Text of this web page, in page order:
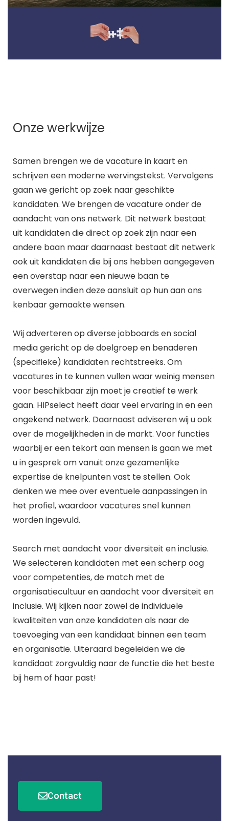
Onze werkwijze
Samen brengen we de vacature in kaart en
schrijven een moderne wervingstekst. Vervolgens
gaan we gericht op zoek naar geschikte
kandidaten. We brengen de vacature onder de
aandacht van ons netwerk. Dit netwerk bestaat
uit kandidaten die direct op zoek zijn naar een
andere baan maar daarnaast bestaat dit netwerk
ook uit kandidaten die bij ons hebben aangegeven
een overstap naar een nieuwe baan te
overwegen indien deze aansluit op hun aan ons
kenbaar gemaakte wensen.
Wij adverteren op diverse jobboards en social
media gericht op de doelgroep en benaderen
(specifieke) kandidaten rechtstreeks. Om
vacatures in te kunnen vullen waar weinig mensen
voor beschikbaar zijn moet je creatief te werk
gaan. HIPselect heeft daar veel ervaring in en een
ongekend netwerk. Daarnaast adviseren wij u ook
over de mogelijkheden in de markt. Voor functies
waarbij er een tekort aan mensen is gaan we met
u in gesprek om vanuit onze gezamenlijke
expertise de knelpunten vast te stellen. Ook
denken we mee over eventuele aanpassingen in
het profiel, waardoor vacatures snel kunnen
worden ingevuld.
Search met aandacht voor diversiteit en inclusie.
We selecteren kandidaten met een scherp oog
voor competenties, de match met de
organisatiecultuur en aandacht voor diversiteit en
inclusie. Wij kijken naar zowel de individuele
kwaliteiten van onze kandidaten als naar de
toevoeging van een kandidaat binnen een team
en organisatie. Uiteraard begeleiden we de
kandidaat zorgvuldig naar de functie die het beste
bij hem of haar past!
Contact